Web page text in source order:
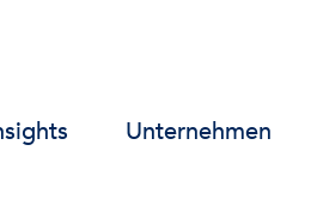
Unternehmen